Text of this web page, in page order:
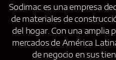
Sodimac es una empresa
de materiales de
del hogar. Con una amplia
mercados de América
de negocio en sus